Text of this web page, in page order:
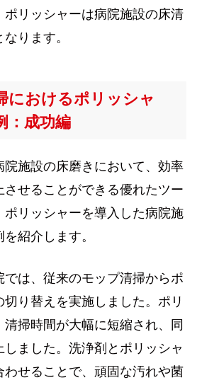
ポリッシャーは病院施設の床清
ります。
におけるポリッシャ
：成功編
院施設の床磨きにおいて、効率
せることができる優れたツー
ポリッシャーを導入した病院施
紹介します。
では、従来のモップ清掃からポ
切り替えを実施しました。ポリ
清掃時間が大幅に短縮され、同
ました。洗浄剤とポリッシャ
わせることで、頑固な汚れや菌